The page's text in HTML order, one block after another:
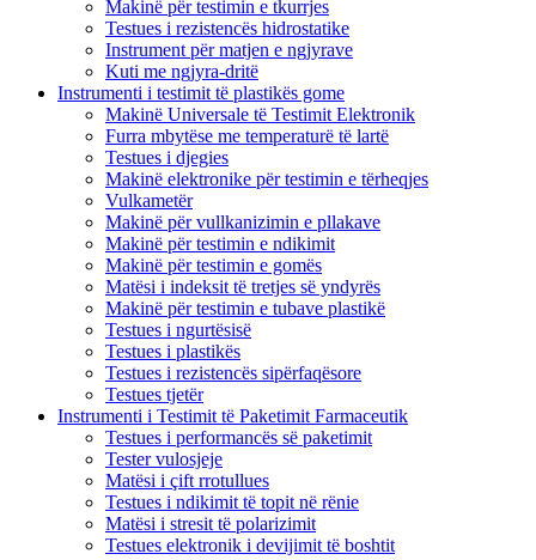
Makinë për testimin e tkurrjes
Testues i rezistencës hidrostatike
Instrument për matjen e ngjyrave
Kuti me ngjyra-dritë
Instrumenti i testimit të plastikës gome
Makinë Universale të Testimit Elektronik
Furra mbytëse me temperaturë të lartë
Testues i djegies
Makinë elektronike për testimin e tërheqjes
Vulkametër
Makinë për vullkanizimin e pllakave
Makinë për testimin e ndikimit
Makinë për testimin e gomës
Matësi i indeksit të tretjes së yndyrës
Makinë për testimin e tubave plastikë
Testues i ngurtësisë
Testues i plastikës
Testues i rezistencës sipërfaqësore
Testues tjetër
Instrumenti i Testimit të Paketimit Farmaceutik
Testues i performancës së paketimit
Tester vulosjeje
Matësi i çift rrotullues
Testues i ndikimit të topit në rënie
Matësi i stresit të polarizimit
Testues elektronik i devijimit të boshtit